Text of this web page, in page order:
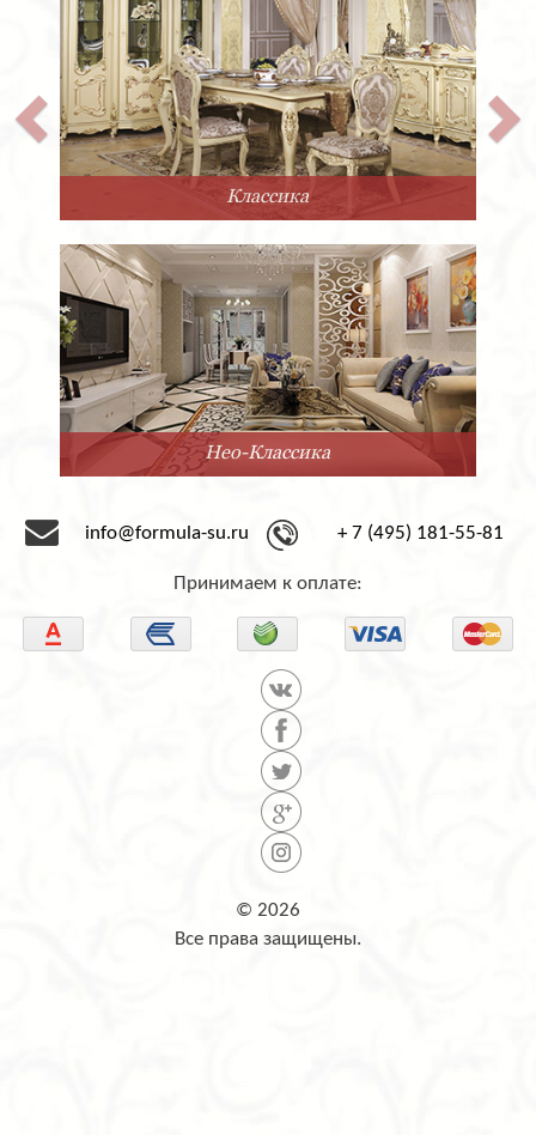
Классика
Нео-Классика
info@formula-su.ru + 7 (495) 181-55-81
Принимаем к оплате:
© 2026
Все права защищены.